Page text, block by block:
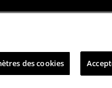
des cookies